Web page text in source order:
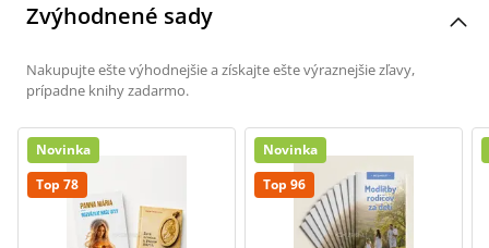
Zvýhodnené sady
Nakupujte ešte výhodnejšie a získajte ešte výraznejšie zľavy,
prípadne knihy zadarmo.
Novinka
Top 78
Novinka
Top 96